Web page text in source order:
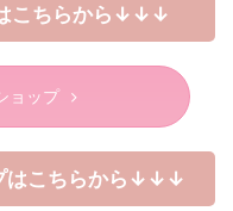
こちらから↓↓↓
ョップ
はこちらから↓↓↓